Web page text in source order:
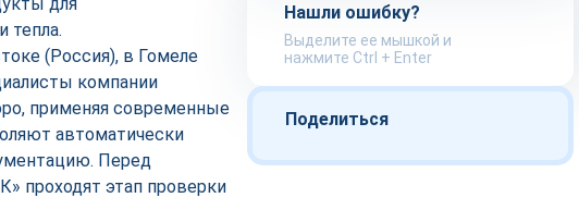
тепла.
(Россия), в Гомеле
компании
применяя современные
автоматически
Перед
проходят этап проверки
Нашли ошибку?
Выделите ее мышкой и
нажмите Ctrl + Enter
Поделиться